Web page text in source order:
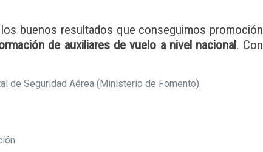
buenos resultados que conseguimos promoción
de auxiliares de vuelo a nivel nacional. Con
de Seguridad Aérea (Ministerio de Fomento).